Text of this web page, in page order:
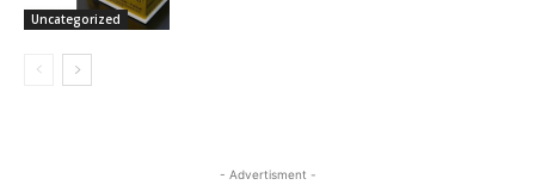
Uncategorized
- Advertisment -